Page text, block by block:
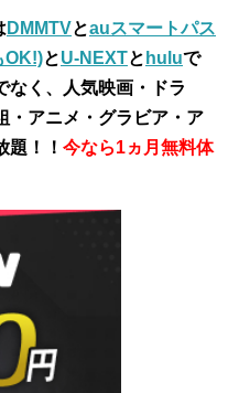
DMMTVとauスマートパス
OK!)とU-NEXTと huluで
なく、人気映画・ドラ
・アニメ・グラビア・ア
題！！ 今なら1ヵ月無料体